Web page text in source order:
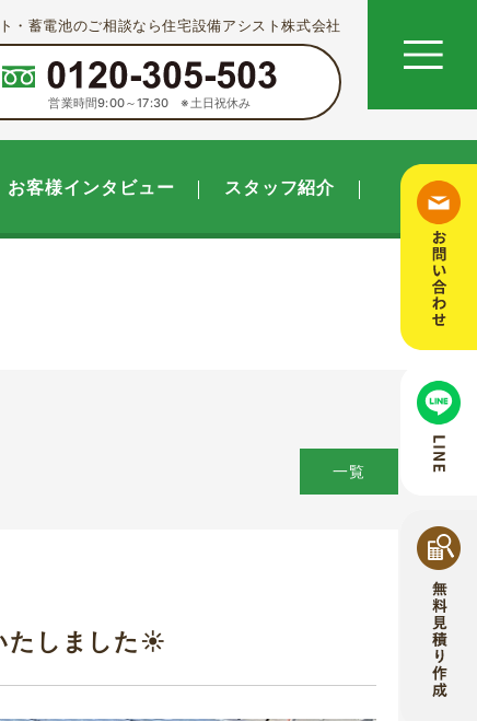
・蓄電池のご相談なら住宅設備アシスト株式会社
営業時間9:00～17:30 ※土日祝休み
お客様インタビュー
スタッフ紹介
一覧
たしました☀